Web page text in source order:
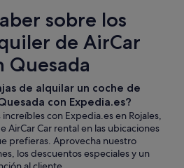
sobre los
de AirCar
Quesada
de alquilar un coche de
con Expedia.es?
con Expedia.es en Rojales,
AirCar Car rental en las ubicaciones
prefieras. Aprovecha nuestro
los descuentos especiales y un